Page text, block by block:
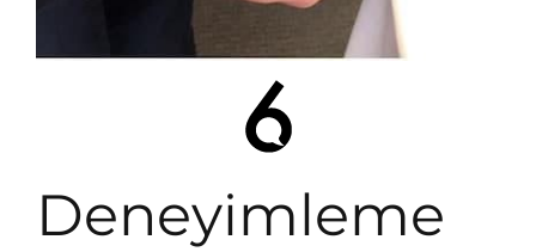
Deneyimleme